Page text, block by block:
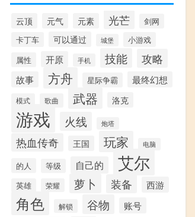
云顶 元气 元素 光芒
剑网
卡丁车
可以通过 城堡
小游戏
属性
开原 手机 技能 攻略
故事 方舟 星际争霸 最终幻想
模式 歌曲 武器 洛克
游戏 火线 炮塔
热血传奇 王国 玩家 电脑
的人 等级 自己的 艾尔
英雄 荣耀 萝卜 装备 西游
角色 解锁 谷物 账号